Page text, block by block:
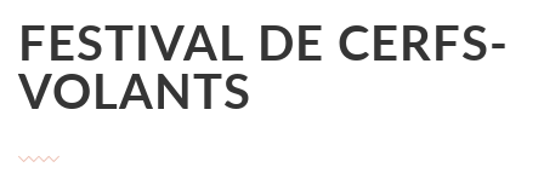
FESTIVAL DE CERFS-
VOLANTS